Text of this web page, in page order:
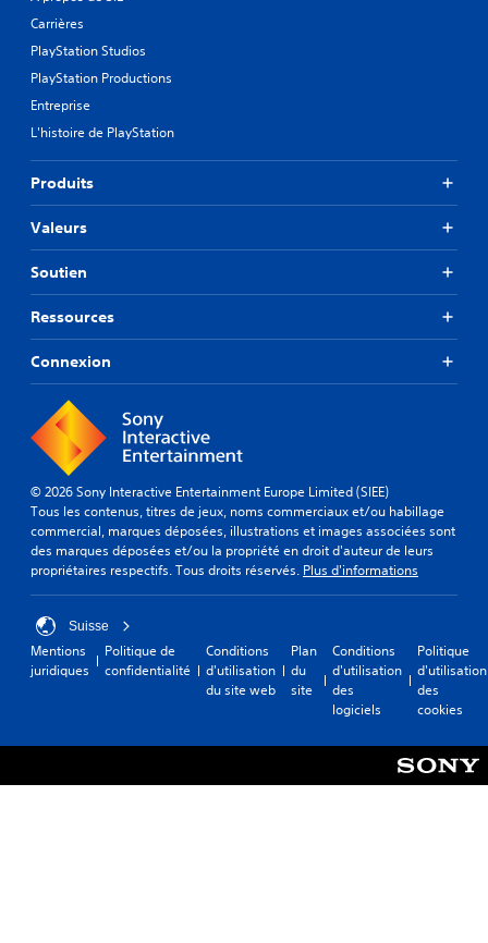
Carrières
PlayStation Studios
PlayStation Productions
Entreprise
L'histoire de PlayStation
Produits
Valeurs
Soutien
Ressources
Connexion
© 2026 Sony Interactive Entertainment Europe Limited (SIEE)
Tous les contenus, titres de jeux, noms commerciaux et/ou habillage
commercial, marques déposées, illustrations et images associées sont
des marques déposées et/ou la propriété en droit d'auteur de leurs
propriétaires respectifs. Tous droits réservés. Plus d'informations
Suisse
Mentions
juridiques
Politique de
confidentialité
Conditions
d'utilisation
du site web
Plan
du
site
Conditions
d'utilisation
des
logiciels
Politique
d'utilisation
des
cookies